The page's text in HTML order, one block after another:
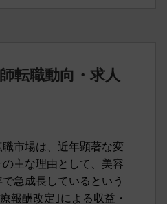
転職動向・求人
市場は、近年顕著な変
主な理由として、美容
急成長しているという
報酬改定｣による収益・